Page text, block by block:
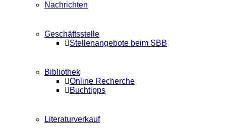
Nachrichten
Geschäftsstelle
Stellenangebote beim SBB
Bibliothek
Online Recherche
Buchtipps
Literaturverkauf